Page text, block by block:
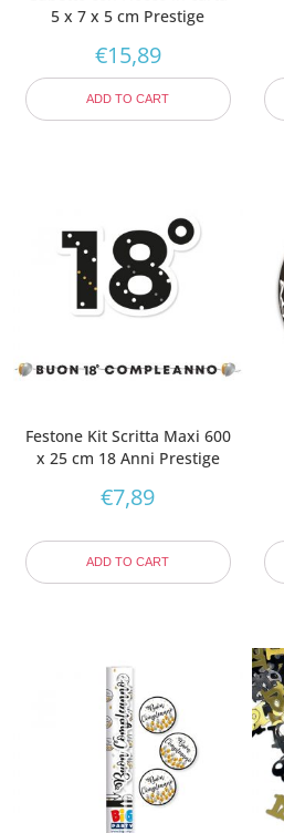
5 x 7 x 5 cm Prestige
€15,89
ADD TO CART
Festone Kit Scritta Maxi 600
x 25 cm 18 Anni Prestige
€7,89
ADD TO CART